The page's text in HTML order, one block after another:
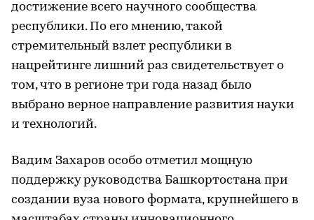
достижение всего научного сообщества
республики. По его мнению, такой
стремительный взлет республики в
нацрейтинге лишний раз свидетельствует о
том, что в регионе три года назад было
выбрано верное направление развития науки
и технологий.
Вадим Захаров особо отметил мощную
поддержку руководства Башкортостана при
создании вуза нового формата, крупнейшего в